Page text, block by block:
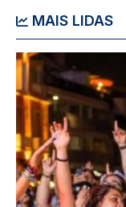
MAIS LIDAS
Imagem